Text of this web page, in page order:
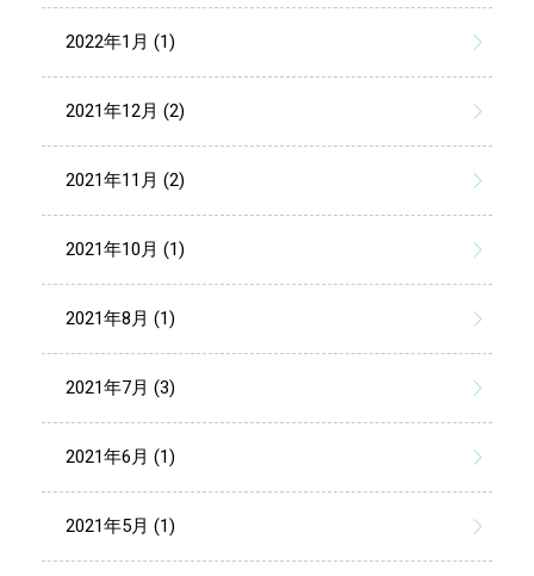
2022年1月 (1)
2021年12月 (2)
2021年11月 (2)
2021年10月 (1)
2021年8月 (1)
2021年7月 (3)
2021年6月 (1)
2021年5月 (1)